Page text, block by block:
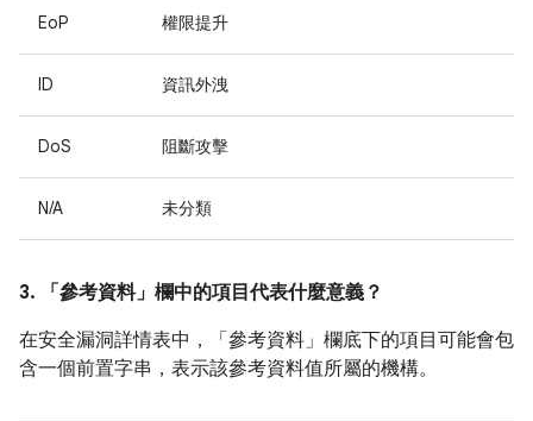
EoP 權限提升
ID 資訊外洩
DoS 阻斷攻擊
N/A 未分類
3. 「參考資料」 欄中的項目代表什麼意義？
在安全漏洞詳情表中，「參考資料」 欄底下的項目可能會包
含一個前置字串，表示該參考資料值所屬的機構。